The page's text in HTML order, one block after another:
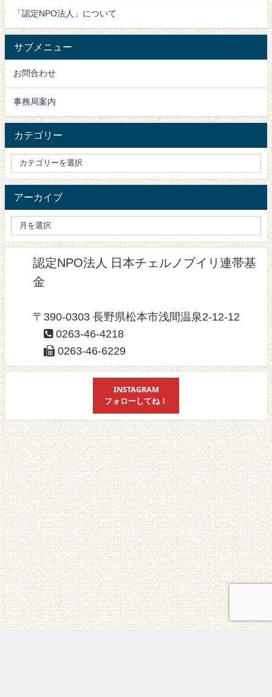
「認定NPO法人」について
サブメニュー
お問合わせ
事務局案内
カテゴリー
アーカイブ
認定NPO法人 日本チェルノブイリ連帯基
金
〒390-0303 長野県松本市浅間温泉2-12-12
0263-46-4218
0263-46-6229
INSTAGRAM
フォローしてね！